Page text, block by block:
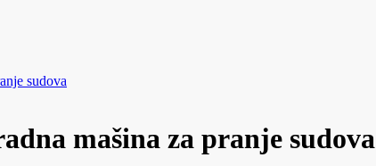
sudova
mašina za pranje sudova